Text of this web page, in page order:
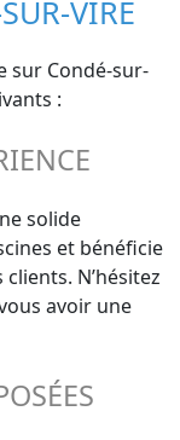
VIRE
sur Condé-sur-
:
solide
et bénéficie
N’hésitez
avoir une